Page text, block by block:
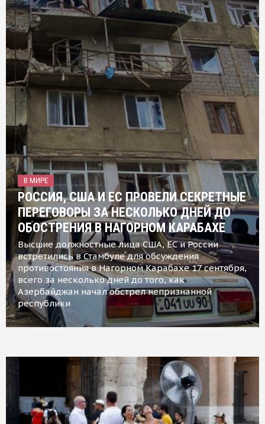
В МИРЕ
РОССИЯ, США И ЕС ПРОВЕЛИ СЕКРЕТНЫЕ
ПЕРЕГОВОРЫ ЗА НЕСКОЛЬКО ДНЕЙ ДО
ОБОСТРЕНИЯ В НАГОРНОМ КАРАБАХЕ
Высшие должностные лица США, ЕС и России
встретились в Стамбуле для обсуждения
противостояния в Нагорном Карабахе 17 сентября,
всего за несколько дней до того, как
Азербайджан начал обстрел непризнанной
республики